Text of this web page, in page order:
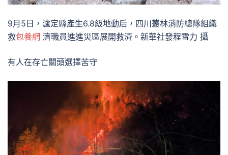
9月5日，瀘定縣產生6.8級地動后，四川叢林消防總隊組織
救包養網 濟職員進進災區展開救濟。新華社發程雪力 攝
有人在存亡關頭選擇苦守